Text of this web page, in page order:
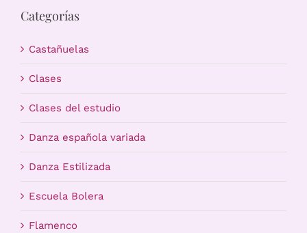
Carrito
Categorías
Castañuelas
Clases
Clases del estudio
Danza española variada
Danza Estilizada
Escuela Bolera
Flamenco